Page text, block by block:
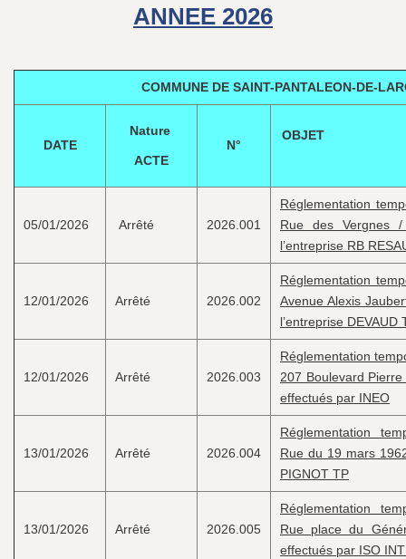
ANNEE 2026
COMMUNE DE SAINT-PANTALEON-DE-
DATE
Nature
ACTE
N°
05/01/2026 Arrêté 2026.001
Réglementation
Rue des Vergnes
l’entreprise RB
12/01/2026 Arrêté 2026.002
Réglementation
Avenue Alexis
l’entreprise DEVAUD
12/01/2026 Arrêté 2026.003
Réglementation
207 Boulevard
effectués par INEO
13/01/2026 Arrêté 2026.004
Réglementation
Rue du 19 mars
PIGNOT TP
13/01/2026 Arrêté 2026.005
Réglementation
Rue place du
effectués par ISO